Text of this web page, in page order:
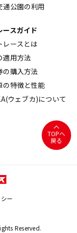
公園の利用
ースガイド
ースとは
用方法
購入方法
特徴と性能
ウェブカ)について
TOPへ
戻る
ー
Reserved.